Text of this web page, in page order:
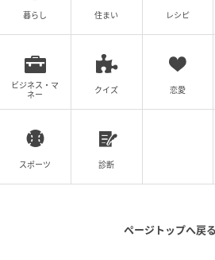
暮らし 住まい レシピ
ビジネス・マ
ネー
クイズ 恋愛
スポーツ 診断
ページトップへ戻る